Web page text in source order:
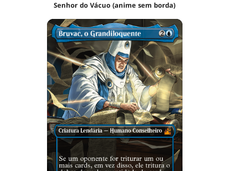
Senhor do Vácuo (anime sem borda)